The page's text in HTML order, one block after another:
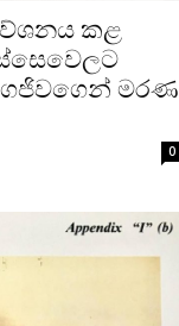
කළ
මරණ
0